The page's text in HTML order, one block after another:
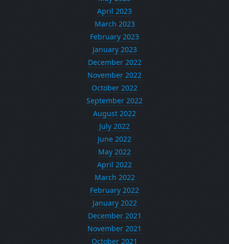
April 2023
March 2023
February 2023
January 2023
December 2022
November 2022
October 2022
September 2022
August 2022
July 2022
June 2022
May 2022
April 2022
March 2022
February 2022
January 2022
December 2021
November 2021
October 2021